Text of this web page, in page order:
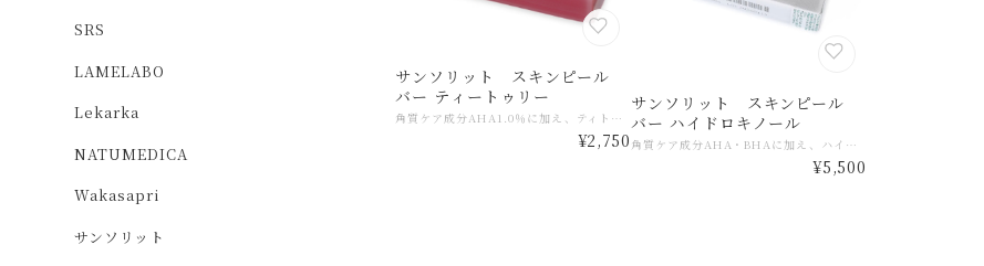
SRS
LAMELABO
Lekarka
NATUMEDICA
Wakasapri
サンソリット
サンソリット スキンピール
バー ティートゥリー
⾓質ケア成分AHA1.0％に加え、ティトゥリーオイル※1を配合。古い⾓質を洗い流し、肌を清潔に保ちます。毎⽇のピーリング洗顔で、きめ細やかな肌へと導きます。背中ニキビ予防にも。 ※1:整肌成分
¥2,750
サンソリット スキンピール
バー ハイドロキノール
角質ケア成分AHA・BHAに加え、ハイドロキノン※1を配合。毎⽇のピーリング洗顔で古い⾓質を洗い流し、みずみずしく透明感のある肌へと導きます。 ※1:製品の抗酸化剤 ※2:古い⾓質層によるもの
¥5,500